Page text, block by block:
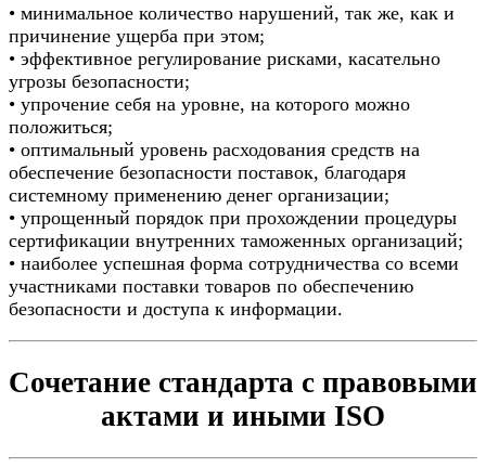
• минимальное количество нарушений, так же, как и
причинение ущерба при этом;
• эффективное регулирование рисками, касательно
угрозы безопасности;
• упрочение себя на уровне, на которого можно
положиться;
• оптимальный уровень расходования средств на
обеспечение безопасности поставок, благодаря
системному применению денег организации;
• упрощенный порядок при прохождении процедуры
сертификации внутренних таможенных организаций;
• наиболее успешная форма сотрудничества со всеми
участниками поставки товаров по обеспечению
безопасности и доступа к информации.
Сочетание стандарта с правовыми
актами и иными ISO